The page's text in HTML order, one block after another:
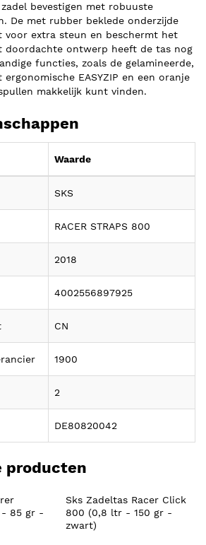
bevestigen met robuuste
De met rubber beklede onderzijde
voor extra steun en beschermt het
doordachte ontwerp heeft de tas nog
functies, zoals de gelamineerde,
EASYZIP en een oranje
makkelijk kunt vinden.
Waarde
SKS
RACER STRAPS 800
2018
4002556897925
CN
1900
2
DE80820042
producten
- 85 gr -
Sks Zadeltas Racer Click
800 (0,8 ltr - 150 gr -
zwart)